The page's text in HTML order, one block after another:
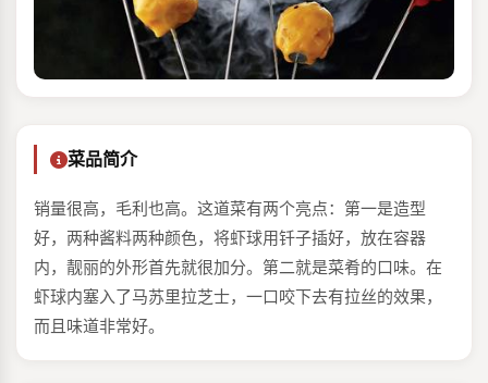
菜品简介
销量很高，毛利也高。这道菜有两个亮点：第一是造型
好，两种酱料两种颜色，将虾球用钎子插好，放在容器
内，靓丽的外形首先就很加分。第二就是菜肴的口味。在
虾球内塞入了马苏里拉芝士，一口咬下去有拉丝的效果，
而且味道非常好。